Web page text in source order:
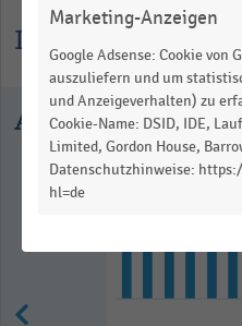
Informationen zur
Ausgewählte
Marketing-Anzeigen
Google Adsense: Cookie von
auszuliefern und um
und Anzeigeverhalten) zu
Cookie-Name: DSID, IDE,
Limited, Gordon House,
Datenschutzhinweise:
hl=de